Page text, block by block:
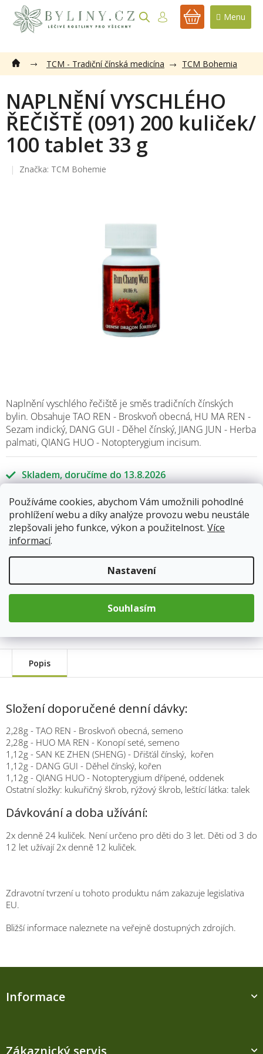
Používáme cookies, abychom Vám umožnili pohodlné
prohlížení webu a díky analýze provozu webu neustále
zlepšovali jeho funkce, výkon a použitelnost. Více
informací.
Nastavení
Souhlasím
obsah
NÁKUPNÍ
TCM - Tradiční čínská medicína TCM Bohemia
NAPLNĚNÍ VYSCHLÉHO
ŘEČIŠTĚ (091) 200 kuliček/
100 tablet 33 g
Značka: TCM Bohemie
Skladem 13.8.2026
Naplnění vyschlého řečiště je směs tradičních čínských
bylin. Obsahuje TAO REN - Broskvoň obecná, HU MA REN -
Sezam indický, DANG GUI - Děhel čínský, JIANG JUN - Herba
palmati, QIANG HUO - Notopterygium incisum.
Kód produktu:
383
Kategorie:
TCM Bohemia
255 Kč
Měrná
cena:
Popis
Složení doporučené denní dávky:
2,28g - TAO REN - Broskvoň obecná, semeno
2,28g - HUO MA REN - Konopí seté, semeno
1,12g - SAN KE ZHEN (SHENG) - Dřišťál čínský, kořen
1,12g - DANG GUI - Děhel čínský, kořen
1,12g - QIANG HUO - Notopterygium dřípené, oddenek
Ostatní složky: kukuřičný škrob, rýžový škrob, leštící látka: talek
Dávkování a doba užívání:
2x denně 24 kuliček. Není určeno pro děti do 3 let. Děti od 3 do
12 let užívají 2x denně 12 kuliček.
Zdravotní tvrzení u tohoto produktu nám zakazuje legislativa
EU.
Bližší informace naleznete na veřejně dostupných zdrojích.
Z
Informace
Zákaznický servis